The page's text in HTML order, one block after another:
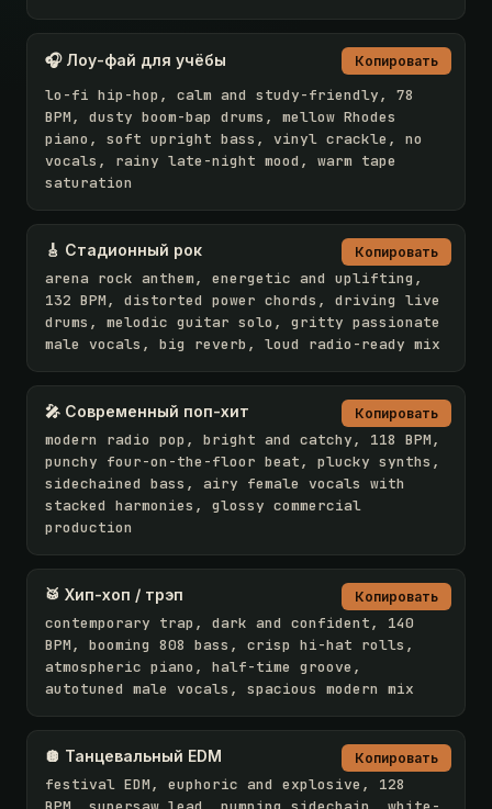
Копировать
🎧 Лоу-фай для учёбы
lo-fi hip-hop, calm and study-friendly, 78
BPM, dusty boom-bap drums, mellow Rhodes
piano, soft upright bass, vinyl crackle, no
vocals, rainy late-night mood, warm tape
saturation
Копировать
🎸 Стадионный рок
arena rock anthem, energetic and uplifting,
132 BPM, distorted power chords, driving live
drums, melodic guitar solo, gritty passionate
male vocals, big reverb, loud radio-ready mix
Копировать
🎤 Современный поп-хит
modern radio pop, bright and catchy, 118 BPM,
punchy four-on-the-floor beat, plucky synths,
sidechained bass, airy female vocals with
stacked harmonies, glossy commercial
production
Копировать
🥁 Хип-хоп / трэп
contemporary trap, dark and confident, 140
BPM, booming 808 bass, crisp hi-hat rolls,
atmospheric piano, half-time groove,
autotuned male vocals, spacious modern mix
Копировать
🪩 Танцевальный EDM
festival EDM, euphoric and explosive, 128